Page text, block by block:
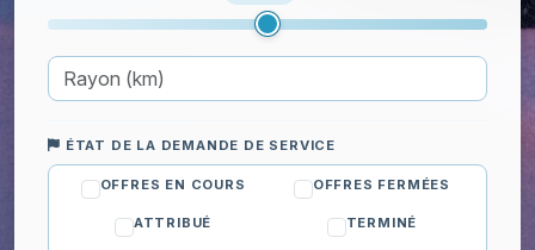
Fleurs, potager et verger
ÉTAT DE LA DEMANDE DE SERVICE
OFFRES EN COURS OFFRES FERMÉES
ATTRIBUÉ TERMINÉ